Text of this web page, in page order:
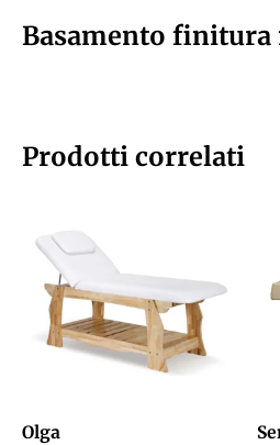
Basamento finitura
Prodotti correlati
Olga